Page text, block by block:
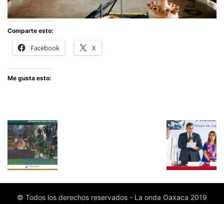
Comparte esto:
Facebook X
Me gusta esto:
© Todos los derechos reservados - La onda Oaxaca 2019